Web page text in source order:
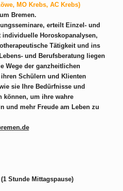
MO Krebs, AC Krebs)
Bremen.
erteilt Einzel- und
Horoskopanalysen,
Tätigkeit und ins
und Berufsberatung liegen
Wege der ganzheitlichen
Schülern und Klienten
sie Ihre Bedürfnisse und
können, um ihre wahre
und mehr Freude am Leben zu
Stunde Mittagspause)